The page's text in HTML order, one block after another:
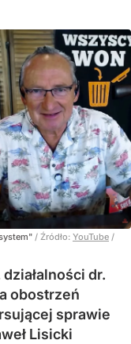
/ Źródło: YouTube /
dr.
obostrzeń
sprawie
Lisicki